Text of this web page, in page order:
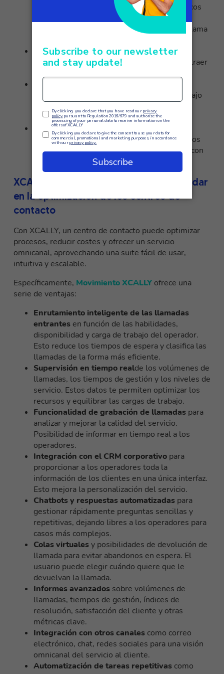
integra la telefonía y los sistemas informáticos
para proporcionar a los operadores toda la
información relevante sobre el cliente que llama
Análisis de voz: software capaz deanalizar
grabaciones de audio de llamadas
para extraer
actividades del personal y las cargas de trabajo
en función de las previsiones de tráfico y los
objetivos de servicio.
CRM – Gestión de las Relaciones con los
Clientes: gestiona de forma centralizada todos
los datos de los clientes y las interacciones con
ellos en todos los canales.
XCALLY y las formas en que puede ayudar
en la optimización de los centros de
contacto
Con XCALLY, un centro de contacto puede optimizar
procesos, reducir costes y ofrecer un servicio
omnicanal, aprovechando una suite fácil de usar,
intuitiva y escalable.
Específicamente, Movimiento XCALLY ofrece una
serie de ventajas:
Enrutamiento inteligente de las llamadas
entrantes en función de las habilidades,
disponibilidad y carga de trabajo del operador.
Esto reduce los tiempos de espera y clasifica las
llamadas de la forma más eficiente.
Supervisión en tiempo realde los volúmenes de
llamadas, los tiempos de gestión y los niveles de
servicio. Estos datos te permiten optimizar los
recursos y equilibrar las cargas de trabajo.
Funcionalidad de grabación de llamadas para
analizar y mejorar la calidad del servicio.
Posibilidad de informar en tiempo real a los
operadores.
Integración con el CRM corporativo para
proporcionar a los operadores toda la
información de los clientes en una única interfaz.
Esto mejora la personalización del servicio.
Chatbots y respuestas automatizadas para
gestionar rápidamente preguntas sencillas y
repetitivas, dejando libres a los operadores para
casos más complejos.
Colas virtualesy posibilidades de devolución de
llamada para evitar abandonos en espera. El
usuario puede elegir cuándo quiere que le
devuelvan la llamada.
Informes avanzados sobre volúmenes de
llamadas, tiempos de gestión, índices de
resolución, satisfacción del cliente y otras
métricas clave.
Integración con otros canales como correo
electrónico, chat, redes sociales para una visión
omnicanal del servicio al cliente.
Automatización de tareas repetitivas como